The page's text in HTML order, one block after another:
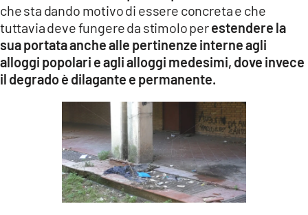
che sta dando motivo di essere concreta e che
tuttavia deve fungere da stimolo perestendere la
sua portata anche alle pertinenze interne agli
alloggi popolari e agli alloggi medesimi, dove invece
il degrado è dilagante e permanente.